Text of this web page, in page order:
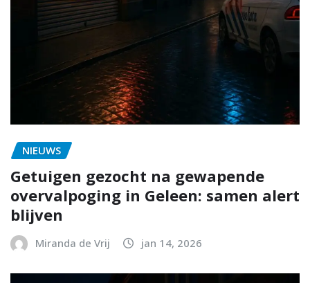
NIEUWS
Getuigen gezocht na gewapende
overvalpoging in Geleen: samen alert
blijven
Miranda de Vrij jan 14, 2026